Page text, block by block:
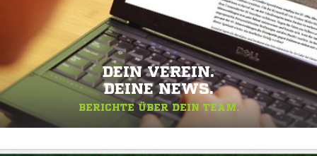
DEIN VEREIN.
DEINE NEWS.
BERICHTE ÜBER DEIN TEAM.